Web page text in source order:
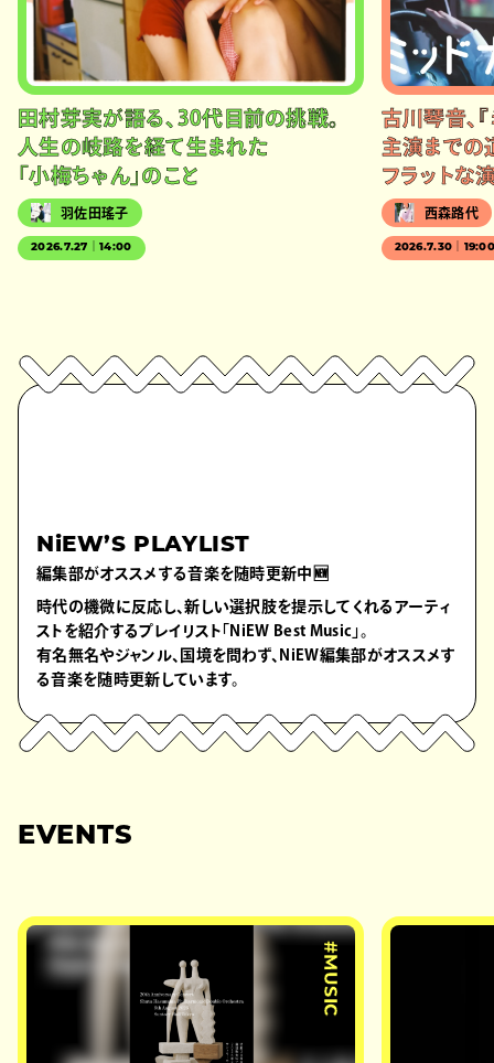
田村芽実が語る、30代目前の挑戦。
人生の岐路を経て生まれた
「小梅ちゃん」のこと
羽佐田瑤子
2026.7.27｜14:00
古川琴音、
主演までの
フラットな
西森路代
2026.7.30｜
NiEW’S PLAYLIST
編集部がオススメする音楽を随時更新中🆕
時代の機微に反応し、新しい選択肢を提示してくれるアーティ
ストを紹介するプレイリスト「NiEW Best Music」。
有名無名やジャンル、国境を問わず、NiEW編集部がオススメす
る音楽を随時更新しています。
EVENTS
#MUSIC